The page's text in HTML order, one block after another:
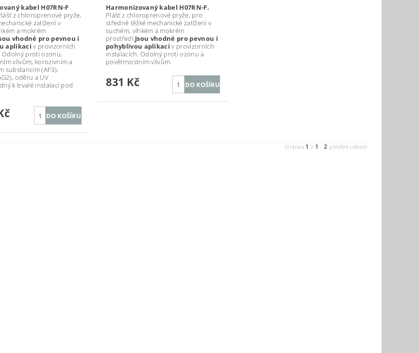
kabel H07RN-F
z chloroprenové pryže,
zatížení v
a mokrém
vhodné pro pevnou i
aplikaci v provizorních
Odolný proti ozonu,
vlivům, korozivním a
substancím (AF3),
oděru a UV
k trvalé instalaci pod
Harmonizovaný kabel H07RN-F.
Plášť z chloroprenové pryže, pro
středně těžké mechanické zatížení v
suchém, vlhkém a mokrém
prostředí.Jsou vhodné pro pevnou i
pohyblivou aplikaci v provizorních
instalacích. Odolný proti ozonu a
povětrnostním vlivům.
831 Kč
Stránka 1 z 1 -2 položek celkem